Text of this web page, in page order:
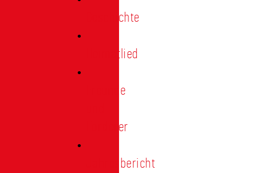
Geschichte
Heimatlied
Freunde
Förderer
Jahresbericht